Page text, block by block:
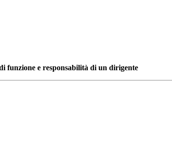
funzione e responsabilità di un dirigente